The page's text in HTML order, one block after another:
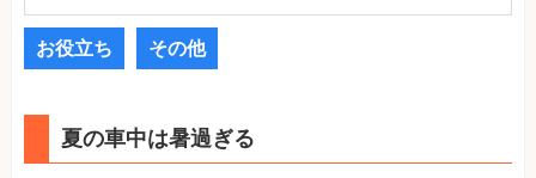
お役立ち その他
夏の車中は暑過ぎる